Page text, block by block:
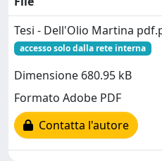
Tesi - Dell'Olio Martina
accesso solo dalla rete interna
Dimensione 680.95 kB
Formato Adobe PDF
Contatta l'autore